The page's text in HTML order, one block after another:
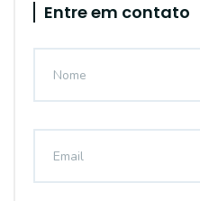
Entre em contato